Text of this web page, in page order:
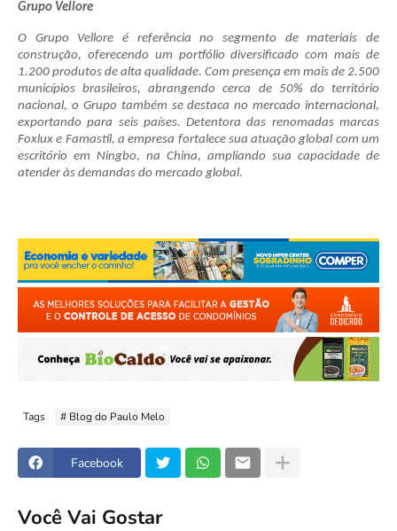
Grupo Vellore
O Grupo Vellore é referência no segmento de materiais de
construção, oferecendo um portfólio diversificado com mais de
1.200 produtos de alta qualidade. Com presença em mais de 2.500
municípios brasileiros, abrangendo cerca de 50% do território
nacional, o Grupo também se destaca no mercado internacional,
exportando para seis países. Detentora das renomadas marcas
Foxlux e Famastil, a empresa fortalece sua atuação global com um
escritório em Ningbo, na China, ampliando sua capacidade de
atender às demandas do mercado global.
Tags # Blog do Paulo Melo
Facebook
Você Vai Gostar